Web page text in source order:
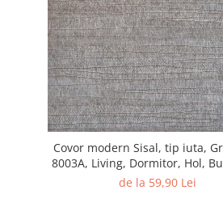
Covor modern Sisal, tip iuta,
8003A, Living, Dormitor, Hol,
160 x 230 cm
de la 59,90 Lei